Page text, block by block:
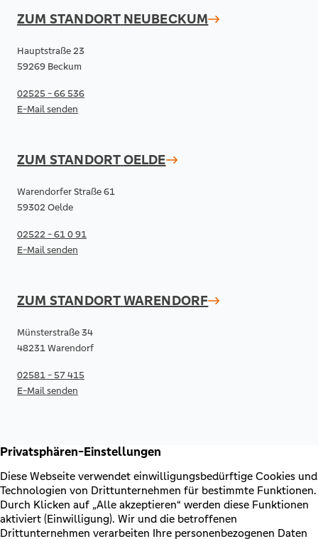
ZUM STANDORT NEUBECKUM
Hauptstraße 23
59269 Beckum
02525 - 66 536
E-Mail senden
ZUM STANDORTOELDE
Warendorfer Straße 61
59302 Oelde
02522 - 61 0 91
E-Mail senden
ZUM STANDORTWARENDORF
Münsterstraße 34
48231 Warendorf
02581 - 57 415
E-Mail senden
RECHTLICHES & KONTAKT
Kontakt
AGB & Sonderbedingungen
Erklärung zur Barrierefreiheit